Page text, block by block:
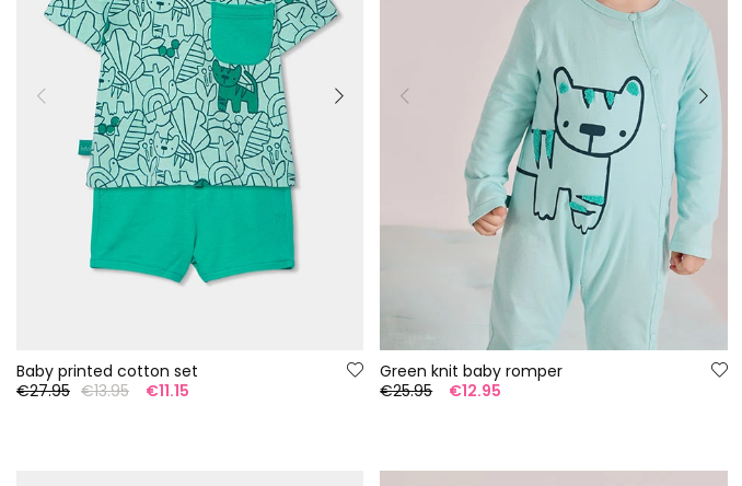
Baby printed cotton set
€27.95 €13.95 €11.15
Green knit baby romper
€25.95
€12.95